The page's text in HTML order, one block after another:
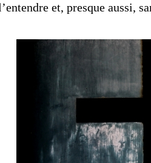
et, presque aussi,